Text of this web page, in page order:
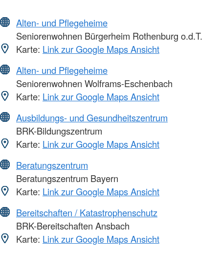
Alten- und Pflegeheime
Seniorenwohnen Bürgerheim Rothenburg o.d.T.
Karte: Link zur Google Maps Ansicht
Alten- und Pflegeheime
Seniorenwohnen Wolframs-Eschenbach
Karte: Link zur Google Maps Ansicht
Ausbildungs- und Gesundheitszentrum
BRK-Bildungszentrum
Karte: Link zur Google Maps Ansicht
Beratungszentrum
Beratungszentrum Bayern
Karte: Link zur Google Maps Ansicht
Bereitschaften / Katastrophenschutz
BRK-Bereitschaften Ansbach
Karte: Link zur Google Maps Ansicht